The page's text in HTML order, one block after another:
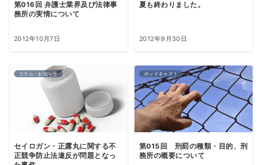
第016回 弁護士業界及び法律事
務所の実情について
2012年10月7日
夏も終わりました。
2012年9月30日
コラム・お知らせ
セイロガン・正露丸に関する不
正競争防止法違反が問題となっ
ポッドキャスト
第015回 刑罰の種類・目的、刑
務所の概要について